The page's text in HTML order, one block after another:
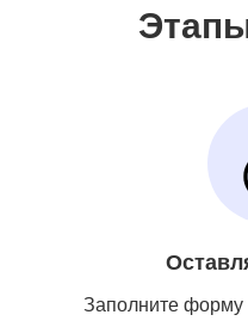
Заполните форму